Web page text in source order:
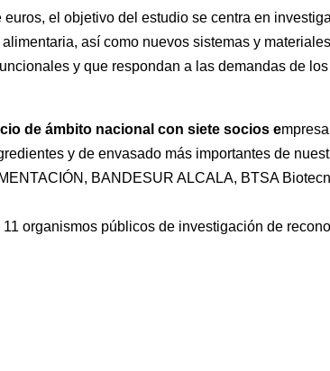
el objetivo del estudio se centra en
así como nuevos sistemas y
y que respondan a las demandas de
de ámbito nacional con siete socios e
y de envasado más importantes de
BANDESUR ALCALA, BTSA
organismos públicos de investigación de